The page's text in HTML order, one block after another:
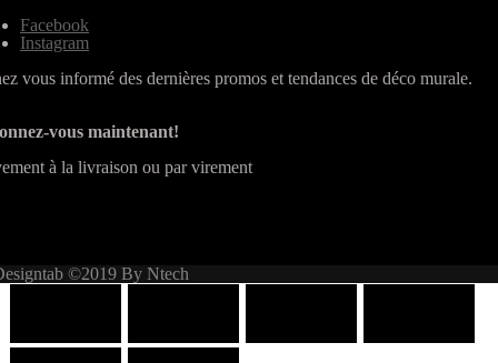
Facebook
Instagram
vous informé des dernières promos et tendances de déco murale.
vous maintenant!
à la livraison ou par virement
©2019 By Ntech